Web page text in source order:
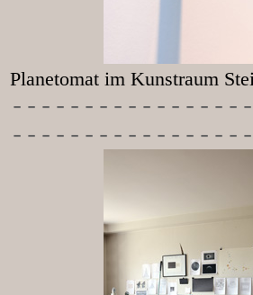
Planetomat im Kunstraum
-----------